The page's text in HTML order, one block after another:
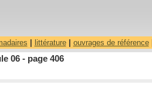
littérature| ouvrages de référence|
06 - page 406